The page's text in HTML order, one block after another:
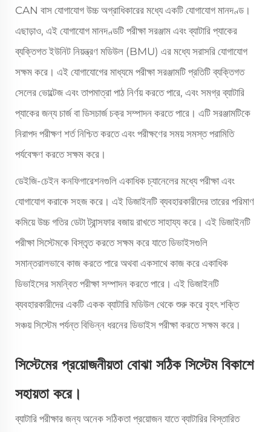
CAN বাস যোগাযোগ উচ্চ অগ্রাধিকারের মধ্যে একটি যোগাযোগ মানদণ্ড।
এছাড়াও, এই যোগাযোগ মানদণ্ডটি পরীক্ষা সরঞ্জাম এবং ব্যাটারি প্যাকের
ব্যক্তিগত ইউনিট নিয়ন্ত্রণ মডিউল (BMU) এর মধ্যে সরাসরি যোগাযোগ
সক্ষম করে। এই যোগাযোগের মাধ্যমে পরীক্ষা সরঞ্জামটি প্রতিটি ব্যক্তিগত
সেলের ভোল্টেজ এবং তাপমাত্রা পাঠ নির্ণয় করতে পারে, এবং সমগ্র ব্যাটারি
প্যাকের জন্য চার্জ বা ডিসচার্জ চক্র সম্পাদন করতে পারে। এটি সরঞ্জামটিকে
নিরাপদ পরীক্ষণ শর্ত নিশ্চিত করতে এবং পরীক্ষণের সময় সমস্ত পরামিতি
পর্যবেক্ষণ করতে সক্ষম করে।
ডেইজি-চেইন কনফিগারেশনগুলি একাধিক চ্যানেলের মধ্যে পরীক্ষা এবং
যোগাযোগ করাকে সহজ করে। এই ডিজাইনটি ব্যবহারকারীদের তারের পরিমাণ
কমিয়ে উচ্চ গতির ডেটা ট্রান্সফার বজায় রাখতে সাহায্য করে। এই ডিজাইনটি
পরীক্ষা সিস্টেমকে বিস্তৃত করতে সক্ষম করে যাতে ডিভাইসগুলি
সমান্তরালভাবে কাজ করতে পারে অথবা একসাথে কাজ করে একাধিক
ডিভাইসের সমন্বিত পরীক্ষা সম্পাদন করতে পারে। এই ডিজাইনটি
ব্যবহারকারীদের একটি একক ব্যাটারি মডিউল থেকে শুরু করে বৃহৎ শক্তি
সঞ্চয় সিস্টেম পর্যন্ত বিভিন্ন ধরনের ডিভাইস পরীক্ষা করতে সক্ষম করে।
সিস্টেমের প্রয়োজনীয়তা বোঝা সঠিক সিস্টেম বিকাশে
সহায়তা করে।
ব্যাটারি পরীক্ষার জন্য অনেক সঠিকতা প্রয়োজন যাতে ব্যাটারির বিস্তারিত